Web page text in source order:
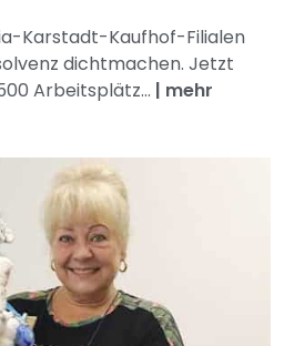
Karstadt-Kaufhof-Filialen
dichtmachen. Jetzt
Arbeitsplätz... | mehr